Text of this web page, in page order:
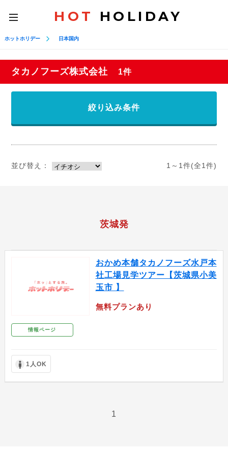
toggle
navigation
HOT HOLIDAY
ホットホリデー 日本国内
タカノフーズ株式会社 1件
絞り込み条件
並び替え： 1～1件(全1件)
茨城発
情報ページ
おかめ本舗タカノフーズ水戸本
社工場見学ツアー【茨城県小美
玉市 】
無料プランあり
1人OK
1